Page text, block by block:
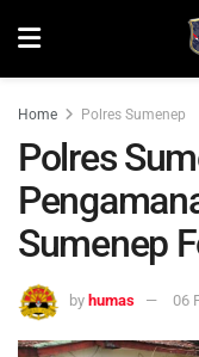
Home Polres Sumenep
Polres
Sumenep
by humas 06